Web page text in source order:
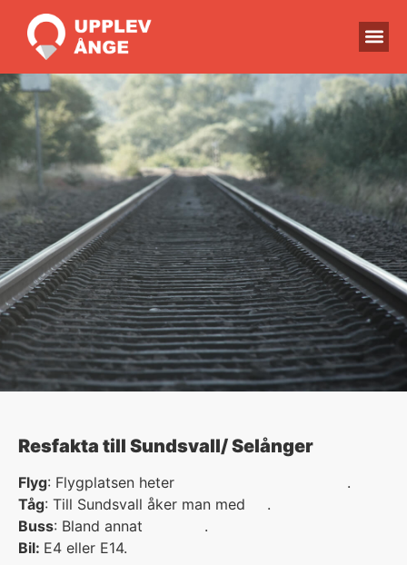
Resa till och från S:t Olavsleden
Behöver du information om hur du tar
dig till och från leden via Trondheim,
Sundsvall eller Östersund? Här har vi
samlat resfakta om buss, bil, tåg och
Resfakta till Sundsvall/ Selånger
Flyg: Flygplatsen heter
.
Tåg: Till Sundsvall åker man med
.
Buss: Bland annat
.
Bil: E4 eller E14.